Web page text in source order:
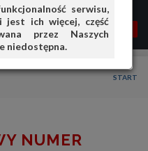
serwisu,
jest ich więcej, część
przez Naszych
niedostępna.
MOJA AG
START
NUMER